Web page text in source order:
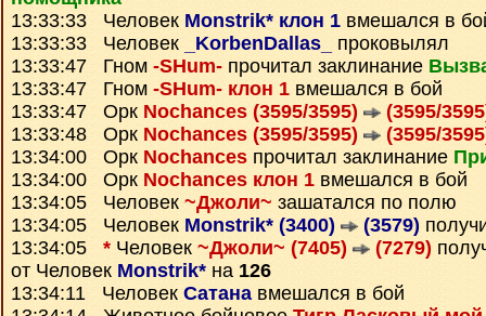
13:33:33 Человек Monstrik* клон 1 вмешался в
13:33:33 Человек
_KorbenDallas_
проковылял
13:33:47 Гном -SHum- прочитал заклинание
13:33:47 Гном -SHum- клон 1 вмешался в бой
13:33:47 Орк Nochances (3595/3595)
(3595/
13:33:48 Орк Nochances (3595/3595)
(3595/
13:34:00 Орк Nochances прочитал заклинание
13:34:00 Орк Nochances клон 1 вмешался в бой
13:34:05 Человек ~Джоли~ зашатался по полю
13:34:05 Человек Monstrik* (3400) (3579)
13:34:05 * Человек ~Джоли~ (7405) (7279)
от Человек Monstrik* на 126
13:34:11 Человек Сатанавмешался в бой